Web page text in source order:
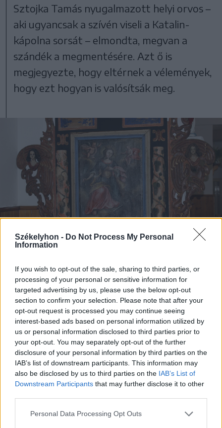
Székelyhon - Do Not Process My Personal
Information
If you wish to opt-out of the sale, sharing to third parties, or
processing of your personal or sensitive information for
targeted advertising by us, please use the below opt-out
section to confirm your selection. Please note that after your
opt-out request is processed you may continue seeing
interest-based ads based on personal information utilized by
us or personal information disclosed to third parties prior to
your opt-out. You may separately opt-out of the further
disclosure of your personal information by third parties on the
IAB’s list of downstream participants. This information may
also be disclosed by us to third parties on the IAB’s List of
Downstream Participants that may further disclose it to other
Personal Data Processing Opt Outs
Sztojka Tamás nyugalmazott helyi orvos –
aki ugyancsak a szívén viseli a Katalin-
kápolna sorsát – elmondta, megvan a
szándék a megmentésére. Azt ő is
megjegyezte, hogy eltérnek a vélemények,
hogy ezt hogyan is valósítsák meg.
FOTÓ: MIHÁLY FERENC
„Akad, aki szerint csak a falakat kéne
megőrizni, megerősíteni, valamennyire
visszaállítani úgy, ahogy lehettek régen.
Van olyan, aki azt mondja, hogy föl kellene
építeni hasonló formában, mint ahogy
volt, hiszen van régi fénykép róla 1916-
ból. Külső-belső felvétel is létezik. Más azt
mondja, hogy föléje kéne építeni egy